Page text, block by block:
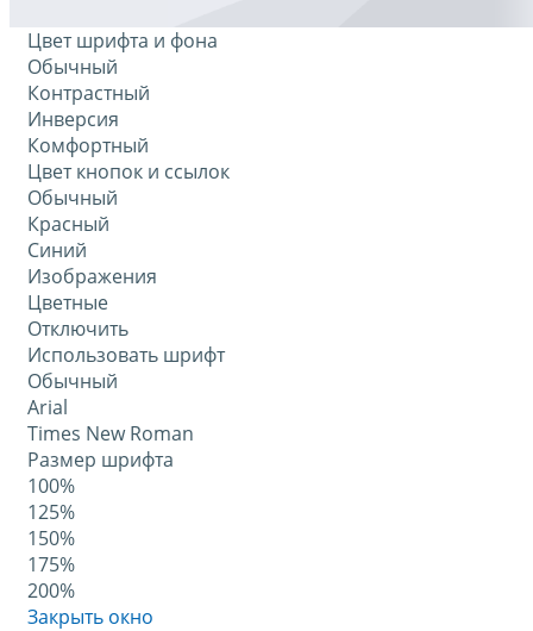
Цвет шрифта и фона
Обычный
Контрастный
Инверсия
Комфортный
Цвет кнопок и ссылок
Обычный
Красный
Синий
Изображения
Цветные
Отключить
Использовать шрифт
Обычный
Arial
Times New Roman
Размер шрифта
100%
125%
150%
175%
200%
Закрыть окно